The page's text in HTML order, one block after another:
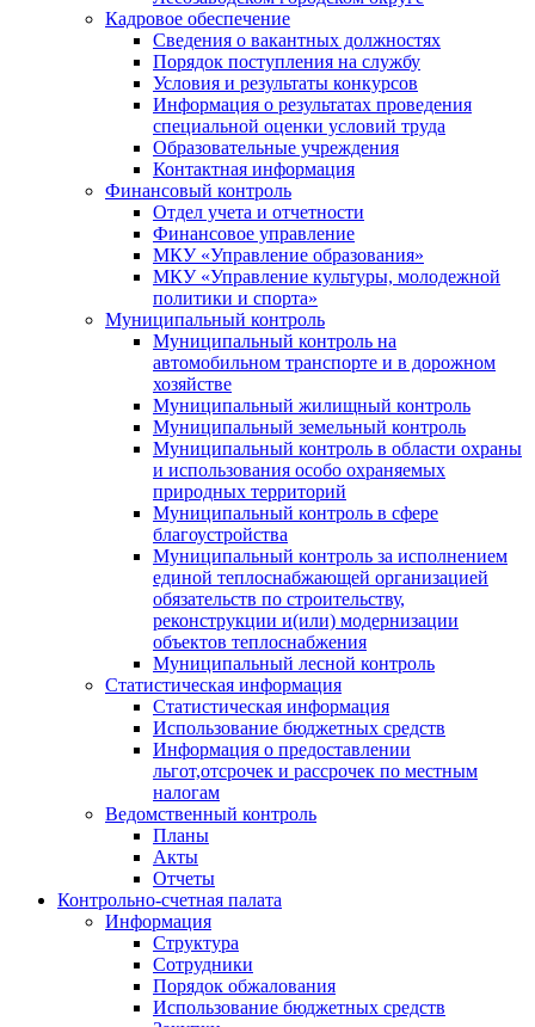
Кадровое обеспечение
Сведения о вакантных должностях
Порядок поступления на службу
Условия и результаты конкурсов
Информация о результатах проведения
специальной оценки условий труда
Образовательные учреждения
Контактная информация
Финансовый контроль
Отдел учета и отчетности
Финансовое управление
МКУ «Управление образования»
МКУ «Управление культуры, молодежной
политики и спорта»
Муниципальный контроль
Муниципальный контроль на
автомобильном транспорте и в дорожном
хозяйстве
Муниципальный жилищный контроль
Муниципальный земельный контроль
Муниципальный контроль в области охраны
и использования особо охраняемых
природных территорий
Муниципальный контроль в сфере
благоустройства
Муниципальный контроль за исполнением
единой теплоснабжающей организацией
обязательств по строительству,
реконструкции и(или) модернизации
объектов теплоснабжения
Муниципальный лесной контроль
Статистическая информация
Статистическая информация
Использование бюджетных средств
Информация о предоставлении
льгот,отсрочек и рассрочек по местным
налогам
Ведомственный контроль
Планы
Акты
Отчеты
Контрольно-счетная палата
Информация
Структура
Сотрудники
Порядок обжалования
Использование бюджетных средств